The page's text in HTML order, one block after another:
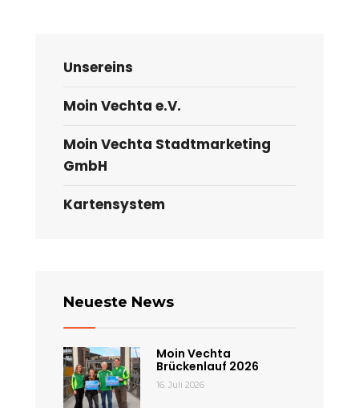
Unsereins
Moin Vechta e.V.
Moin Vechta Stadtmarketing
GmbH
Kartensystem
Neueste News
Moin Vechta
Brückenlauf 2026
16. Juli 2026